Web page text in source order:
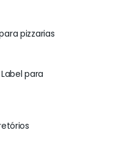
pizzarias
para